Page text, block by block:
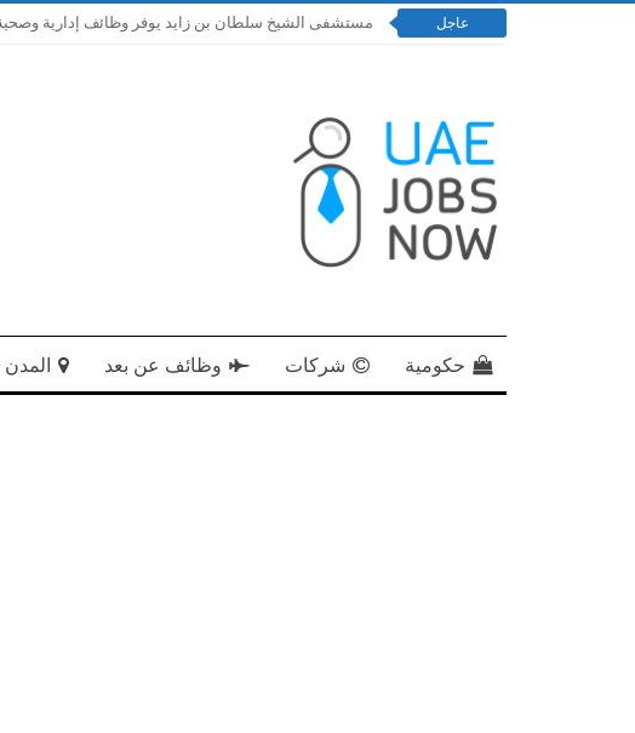
عاجل مستشفى الشيخ سلطان بن زايد يوفر وظائف إدارية وصحية وخدمة
حكومية شركات وظائف عن بعد المدن